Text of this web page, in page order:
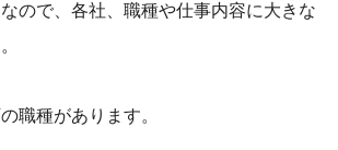
ので、各社、職種や仕事内容に大きな
職種があります。